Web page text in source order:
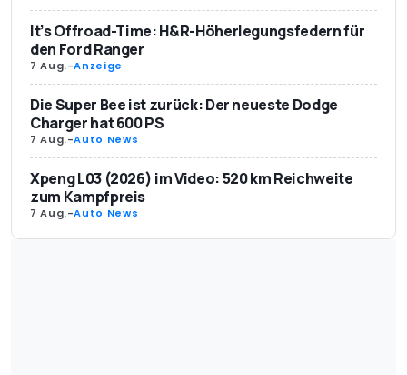
It’s Offroad-Time: H&R-Höherlegungsfedern für
den Ford Ranger
7 Aug.-Anzeige
Die Super Bee ist zurück: Der neueste Dodge
Charger hat 600 PS
7 Aug.-Auto News
Xpeng L03 (2026) im Video: 520 km Reichweite
zum Kampfpreis
7 Aug.-Auto News